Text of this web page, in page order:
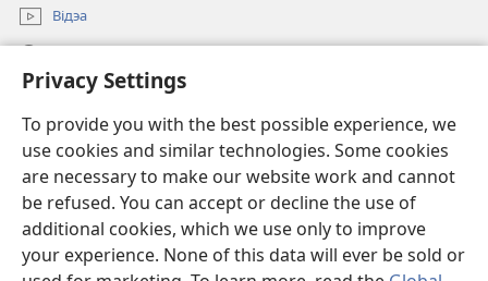
Privacy Settings
To provide you with the best possible experience, we
use cookies and similar technologies. Some cookies
are necessary to make our website work and cannot
be refused. You can accept or decline the use of
additional cookies, which we use only to improve
your experience. None of this data will ever be sold or
Відэа
(opens
window)Watchtower ONLINE LIBRARY™
(opens
new
window)JW Hub ®
(opens
new
window)